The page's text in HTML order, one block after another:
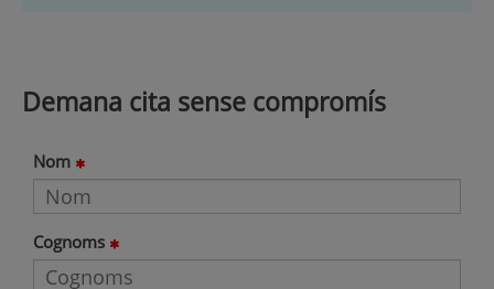
Demana cita sense compromís
Nom
Cognoms